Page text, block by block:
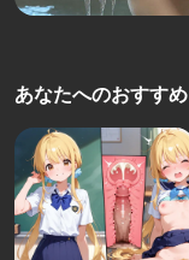
あなたへのおすすめ